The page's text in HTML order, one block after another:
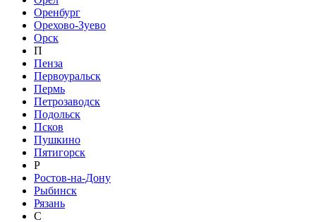
Оренбург
Орехово-Зуево
Орск
П
Пенза
Первоуральск
Пермь
Петрозаводск
Подольск
Псков
Пушкино
Пятигорск
Р
Ростов-на-Дону
Рыбинск
Рязань
С